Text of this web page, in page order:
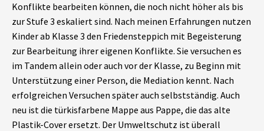
Konflikte bearbeiten können, die noch nicht höher als bis
zur Stufe 3 eskaliert sind. Nach meinen Erfahrungen nutzen
Kinder ab Klasse 3 den Friedensteppich mit Begeisterung
zur Bearbeitung ihrer eigenen Konflikte. Sie versuchen es
im Tandem allein oder auch vor der Klasse, zu Beginn mit
Unterstützung einer Person, die Mediation kennt. Nach
erfolgreichen Versuchen später auch selbstständig. Auch
neu ist die türkisfarbene Mappe aus Pappe, die das alte
Plastik-Cover ersetzt. Der Umweltschutz ist überall